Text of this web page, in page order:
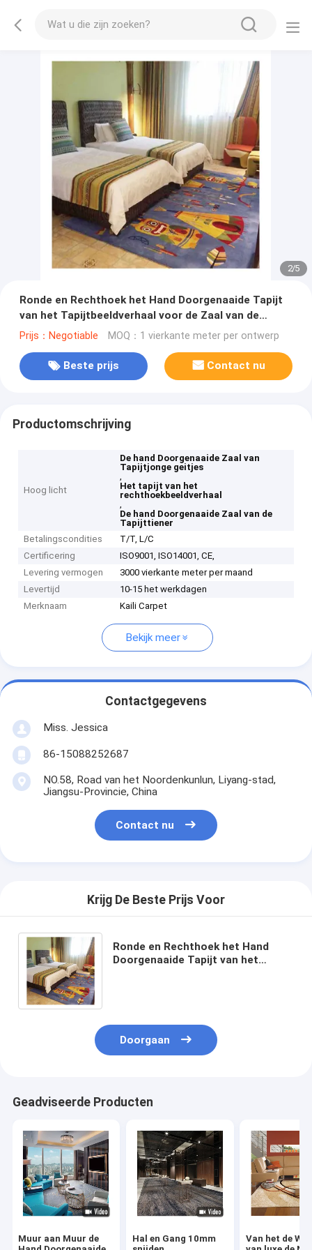
2/5
Ronde en Rechthoek het Hand Doorgenaaide Tapijt
van het Tapijtbeeldverhaal voor de Zaal van de
Jonge geitjestiener
Prijs：Negotiable MOQ：1 vierkante meter per ontwerp
Beste prijs Contact nu
Productomschrijving
Hoog licht
De hand Doorgenaaide Zaal van
Tapijtjonge geitjes
,
Het tapijt van het
rechthoekbeeldverhaal
,
De hand Doorgenaaide Zaal van de
Tapijttiener
Betalingscondities
T/T, L/C
Certificering
ISO9001, ISO14001, CE,
Levering vermogen
3000 vierkante meter per maand
Levertijd
10-15 het werkdagen
Merknaam
Kaili Carpet
Bekijk meer
Contactgegevens
Miss. Jessica
86-15088252687
NO.58, Road van het Noordenkunlun, Liyang-stad,
Jiangsu-Provincie, China
Contact nu
Krijg De Beste Prijs Voor
Ronde en Rechthoek het Hand
Doorgenaaide Tapijt van het
Doorgaan
Geadviseerde Producten
Muur aan Muur de
Hal en Gang 10mm
Van het de